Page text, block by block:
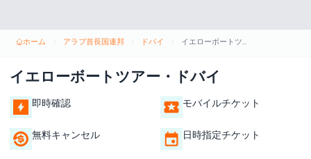
ホーム アラブ首長国連邦 ドバイ イエローボートツアー・ドバイ
イエローボートツアー・ドバイ
即時確認 モバイルチケット
無料キャンセル 日時指定チケット